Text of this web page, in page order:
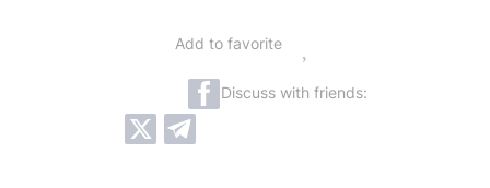
Add to favorite
Discuss with friends: